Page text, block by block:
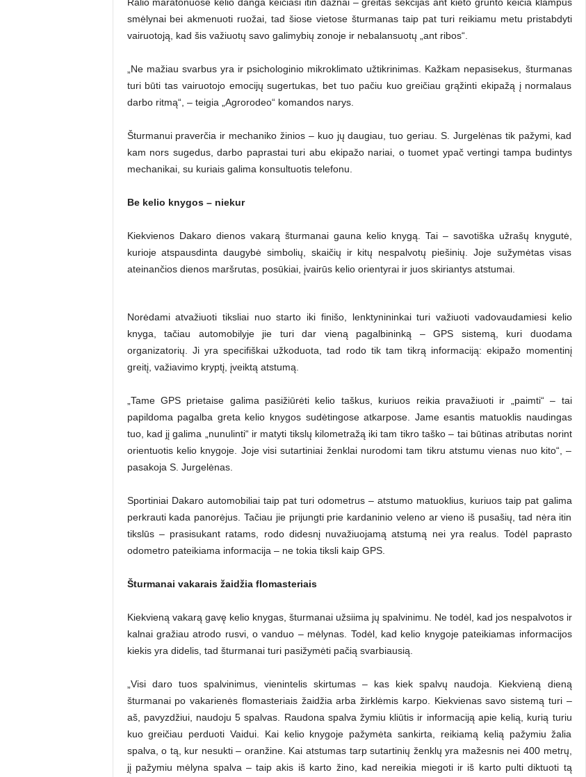
smėlynai bei akmenuoti ruožai, tad šiose vietose šturmanas taip pat turi reikiamu metu pristabdyti
vairuotoją, kad šis važiuotų savo galimybių zonoje ir nebalansuotų „ant ribos“.
„Ne mažiau svarbus yra ir psichologinio mikroklimato užtikrinimas. Kažkam nepasisekus, šturmanas
turi būti tas vairuotojo emocijų sugertukas, bet tuo pačiu kuo greičiau grąžinti ekipažą į normalaus
darbo ritmą“, – teigia „Agrorodeo“ komandos narys.
Šturmanui praverčia ir mechaniko žinios – kuo jų daugiau, tuo geriau. S. Jurgelėnas tik pažymi, kad
kam nors sugedus, darbo paprastai turi abu ekipažo nariai, o tuomet ypač vertingi tampa budintys
mechanikai, su kuriais galima konsultuotis telefonu.
Be kelio knygos – niekur
Kiekvienos Dakaro dienos vakarą šturmanai gauna kelio knygą. Tai – savotiška užrašų knygutė,
kurioje atspausdinta daugybė simbolių, skaičių ir kitų nespalvotų piešinių. Joje sužymėtas visas
ateinančios dienos maršrutas, posūkiai, įvairūs kelio orientyrai ir juos skiriantys atstumai.
Norėdami atvažiuoti tiksliai nuo starto iki finišo, lenktynininkai turi važiuoti vadovaudamiesi kelio
knyga, tačiau automobilyje jie turi dar vieną pagalbininką – GPS sistemą, kuri duodama
organizatorių. Ji yra specifiškai užkoduota, tad rodo tik tam tikrą informaciją: ekipažo momentinį
greitį, važiavimo kryptį, įveiktą atstumą.
„Tame GPS prietaise galima pasižiūrėti kelio taškus, kuriuos reikia pravažiuoti ir „paimti“ – tai
papildoma pagalba greta kelio knygos sudėtingose atkarpose. Jame esantis matuoklis naudingas
tuo, kad jį galima „nunulinti“ ir matyti tikslų kilometražą iki tam tikro taško – tai būtinas atributas norint
orientuotis kelio knygoje. Joje visi sutartiniai ženklai nurodomi tam tikru atstumu vienas nuo kito“, –
pasakoja S. Jurgelėnas.
Sportiniai Dakaro automobiliai taip pat turi odometrus – atstumo matuoklius, kuriuos taip pat galima
perkrauti kada panorėjus. Tačiau jie prijungti prie kardaninio veleno ar vieno iš pusašių, tad nėra itin
tikslūs – prasisukant ratams, rodo didesnį nuvažiuojamą atstumą nei yra realus. Todėl paprasto
odometro pateikiama informacija – ne tokia tiksli kaip GPS.
Šturmanai vakarais žaidžia flomasteriais
Kiekvieną vakarą gavę kelio knygas, šturmanai užsiima jų spalvinimu. Ne todėl, kad jos nespalvotos ir
kalnai gražiau atrodo rusvi, o vanduo – mėlynas. Todėl, kad kelio knygoje pateikiamas informacijos
kiekis yra didelis, tad šturmanai turi pasižymėti pačią svarbiausią.
„Visi daro tuos spalvinimus, vienintelis skirtumas – kas kiek spalvų naudoja. Kiekvieną dieną
šturmanai po vakarienės flomasteriais žaidžia arba žirklėmis karpo. Kiekvienas savo sistemą turi –
aš, pavyzdžiui, naudoju 5 spalvas. Raudona spalva žymiu kliūtis ir informaciją apie kelią, kurią turiu
kuo greičiau perduoti Vaidui. Kai kelio knygoje pažymėta sankirta, reikiamą kelią pažymiu žalia
spalva, o tą, kur nesukti – oranžine. Kai atstumas tarp sutartinių ženklų yra mažesnis nei 400 metrų,
jį pažymiu mėlyna spalva – taip akis iš karto žino, kad nereikia miegoti ir iš karto pulti diktuoti tą